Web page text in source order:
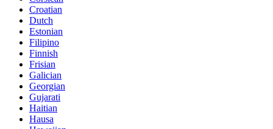
Croatian
Dutch
Estonian
Filipino
Finnish
Frisian
Galician
Georgian
Gujarati
Haitian
Hausa